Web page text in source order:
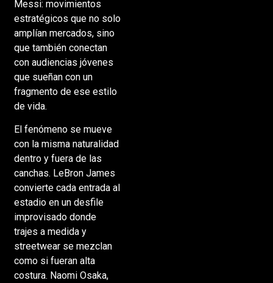
Messi: movimientos
estratégicos que no solo
amplían mercados, sino
que también conectan
con audiencias jóvenes
que sueñan con un
fragmento de ese estilo
de vida.
El fenómeno se mueve
con la misma naturalidad
dentro y fuera de las
canchas. LeBron James
convierte cada entrada al
estadio en un desfile
improvisado donde
trajes a medida y
streetwear se mezclan
como si fueran alta
costura. Naomi Osaka,